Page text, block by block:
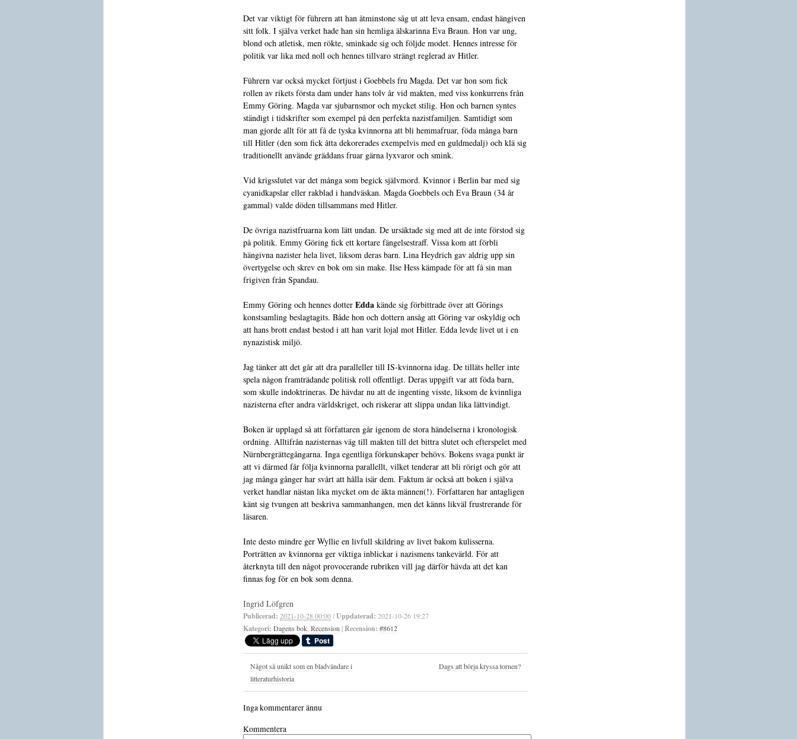
Det var viktigt för führern att han åtminstone såg ut att leva ensam, endast hängiven
sitt folk. I själva verket hade han sin hemliga älskarinna Eva Braun. Hon var ung,
blond och atletisk, men rökte, sminkade sig och följde modet. Hennes intresse för
politik var lika med noll och hennes tillvaro strängt reglerad av Hitler.
Führern var också mycket förtjust i Goebbels fru Magda. Det var hon som fick
rollen av rikets första dam under hans tolv år vid makten, med viss konkurrens från
Emmy Göring. Magda var sjubarnsmor och mycket stilig. Hon och barnen syntes
ständigt i tidskrifter som exempel på den perfekta nazistfamiljen. Samtidigt som
man gjorde allt för att få de tyska kvinnorna att bli hemmafruar, föda många barn
till Hitler (den som fick åtta dekorerades exempelvis med en guldmedalj) och klä sig
traditionellt använde gräddans fruar gärna lyxvaror och smink.
Vid krigsslutet var det många som begick självmord. Kvinnor i Berlin bar med sig
cyanidkapslar eller rakblad i handväskan. Magda Goebbels och Eva Braun (34 år
gammal) valde döden tillsammans med Hitler.
De övriga nazistfruarna kom lätt undan. De ursäktade sig med att de inte förstod sig
på politik. Emmy Göring fick ett kortare fängelsestraff. Vissa kom att förbli
hängivna nazister hela livet, liksom deras barn. Lina Heydrich gav aldrig upp sin
övertygelse och skrev en bok om sin make. Ilse Hess kämpade för att få sin man
frigiven från Spandau.
Emmy Göring och hennes dotter Edda kände sig förbittrade över att Görings
konstsamling beslagtagits. Både hon och dottern ansåg att Göring var oskyldig och
att hans brott endast bestod i att han varit lojal mot Hitler. Edda levde livet ut i en
nynazistisk miljö.
Jag tänker att det går att dra paralleller till IS-kvinnorna idag. De tilläts heller inte
spela någon framträdande politisk roll offentligt. Deras uppgift var att föda barn,
som skulle indoktrineras. De hävdar nu att de ingenting visste, liksom de kvinnliga
nazisterna efter andra världskriget, och riskerar att slippa undan lika lättvindigt.
Boken är upplagd så att författaren går igenom de stora händelserna i kronologisk
ordning. Alltifrån nazisternas väg till makten till det bittra slutet och efterspelet med
Nürnbergrättegångarna. Inga egentliga förkunskaper behövs. Bokens svaga punkt är
att vi därmed får följa kvinnorna parallellt, vilket tenderar att bli rörigt och gör att
jag många gånger har svårt att hålla isär dem. Faktum är också att boken i själva
verket handlar nästan lika mycket om de äkta männen(!). Författaren har antagligen
känt sig tvungen att beskriva sammanhangen, men det känns likväl frustrerande för
läsaren.
Inte desto mindre ger Wyllie en livfull skildring av livet bakom kulisserna.
Porträtten av kvinnorna ger viktiga inblickar i nazismens tankevärld. För att
återknyta till den något provocerande rubriken vill jag därför hävda att det kan
finnas fog för en bok som denna.
Ingrid Löfgren
Publicerad: 2021-10-28 00:00/Uppdaterad: 2021-10-26 19:27
Kategori: Dagens bok Recension |Recension: #8612
Något så unikt som en bladvändare i
litteraturhistoria
Dags att börja kryssa tornen?
Inga kommentarer ännu
Kommentera